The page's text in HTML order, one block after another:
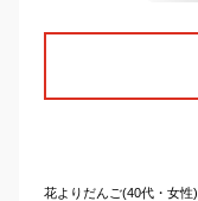
花よりだんご(40代・女性)